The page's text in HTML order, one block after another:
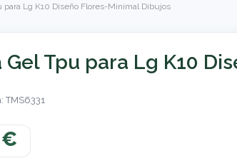
para Lg K10 Diseño Flores-Minimal Dibujos
Gel Tpu para Lg K10
TMS6331
€